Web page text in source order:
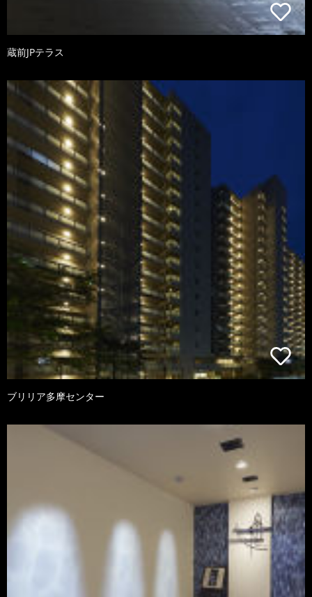
蔵前JPテラス
ブリリア多摩センター